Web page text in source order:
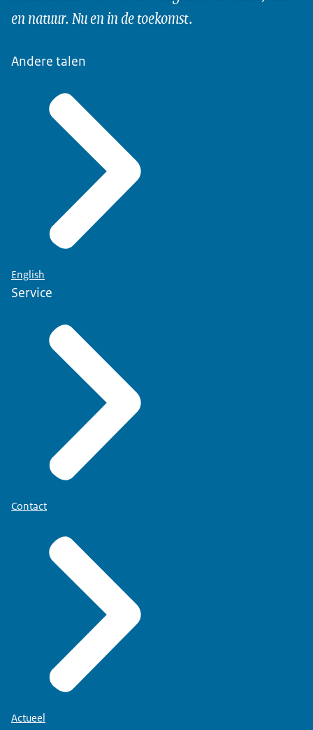
en natuur. Nu en in de toekomst.
Andere talen
English
Service
Contact
Actueel